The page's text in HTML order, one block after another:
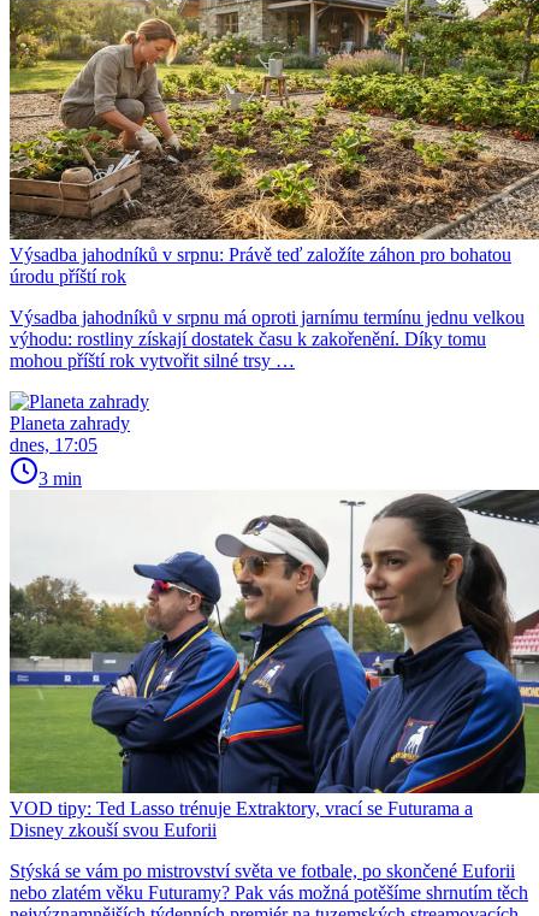
Výsadba jahodníků v srpnu: Právě teď založíte záhon pro bohatou
úrodu příští rok
Výsadba jahodníků v srpnu má oproti jarnímu termínu jednu velkou
výhodu: rostliny získají dostatek času k zakořenění. Díky tomu
mohou příští rok vytvořit silné trsy …
Planeta zahrady
dnes, 17:05
3 min
VOD tipy: Ted Lasso trénuje Extraktory, vrací se Futurama a
Disney zkouší svou Euforii
Stýská se vám po mistrovství světa ve fotbale, po skončené Euforii
nebo zlatém věku Futuramy? Pak vás možná potěšíme shrnutím těch